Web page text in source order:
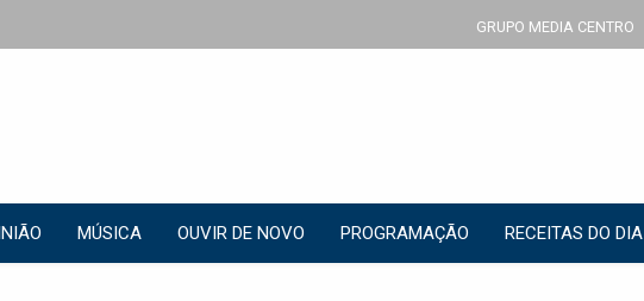
GRUPO MEDIA CENTRO
MÚSICA OUVIR DE NOVO PROGRAMAÇÃO RECEITAS DO DIA